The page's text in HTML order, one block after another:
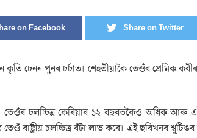
on Facebook Share on Twitter
চেনন পুনৰ চৰ্চাত। শেহতীয়াকৈ তেওঁৰ প্ৰেমিক
তেওঁৰ চলচ্চিত্ৰ কেৰিয়াৰ ১২ বছৰতকৈও অধিক আৰু
তেওঁ ৰাষ্ট্ৰীয় চলচ্চিত্ৰ বঁটা লাভ কৰে। এই ছবিখনৰ